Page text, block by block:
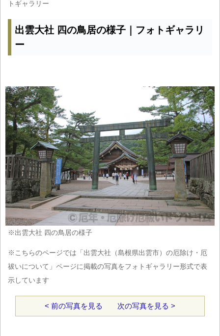
トギャラリー
出雲大社 四の鳥居の様子｜フォトギャラリ
ー
※出雲大社 四の鳥居の様子
※こちらのページでは「出雲大社（島根県出雲市）の厄除け・厄
祓いについて」ページに掲載の写真をフォトギャラリー形式で表
示しています
< 前の写真を見る 次の写真を見る >